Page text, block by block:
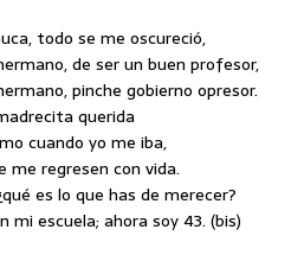
todo se me oscureció,
de ser un buen profesor,
pinche gobierno opresor.
querida
cuando yo me iba,
me regresen con vida.
es lo que has de merecer?
escuela; ahora soy 43. (bis)